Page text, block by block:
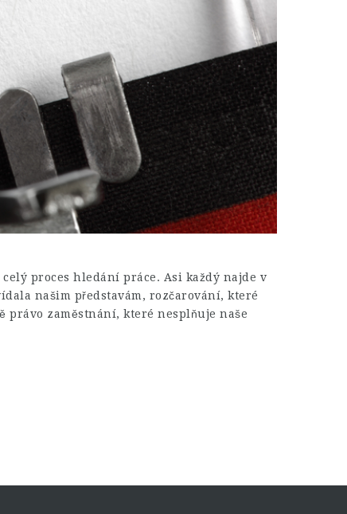
proces hledání práce. Asi každý najde v
našim představám, rozčarování, které
zaměstnání, které nesplňuje naše